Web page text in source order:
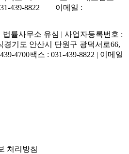
439-8822 이메일 :
법률사무소 유심 | 사업자등록번호 :
경기도 안산시 단원구 광덕서로66,
4700팩스 : 031-439-8822 | 이메일
처리방침